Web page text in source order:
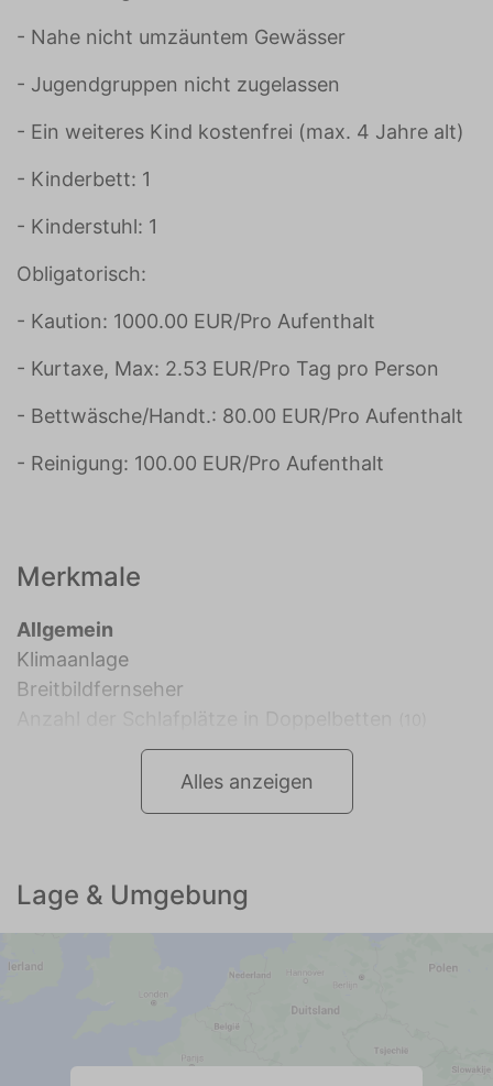
- Nahe nicht umzäuntem Gewässer
- Jugendgruppen nicht zugelassen
- Ein weiteres Kind kostenfrei (max. 4 Jahre alt)
- Kinderbett: 1
- Kinderstuhl: 1
Obligatorisch:
- Kaution: 1000.00 EUR/Pro Aufenthalt
- Kurtaxe, Max: 2.53 EUR/Pro Tag pro Person
- Bettwäsche/Handt.: 80.00 EUR/Pro Aufenthalt
- Reinigung: 100.00 EUR/Pro Aufenthalt
Merkmale
Allgemein
Klimaanlage
Breitbildfernseher
Alles anzeigen
Lage & Umgebung